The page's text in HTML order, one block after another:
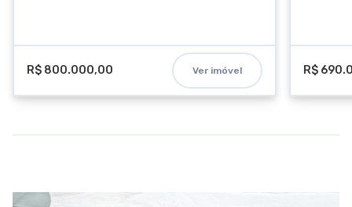
R$ 800.000,00 Ver imóvel R$